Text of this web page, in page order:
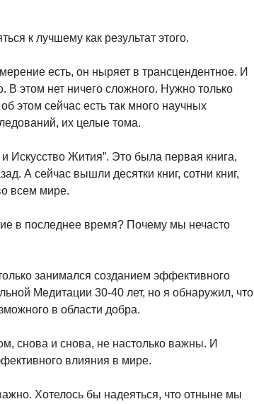
к лучшему как результат этого.
есть, он ныряет в трансцендентное. И
В этом нет ничего сложного. Нужно только
этом сейчас есть так много научных
их целые тома.
Искусство Жития”. Это была первая книга,
А сейчас вышли десятки книг, сотни книг,
всем мире.
в последнее время? Почему мы нечасто
занимался созданием эффективного
Медитации 30-40 лет, но я обнаружил, что
в области добра.
снова и снова, не настолько важны. И
влияния в мире.
Хотелось бы надеяться, что отныне мы